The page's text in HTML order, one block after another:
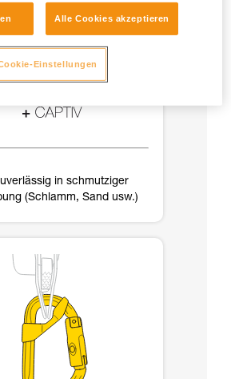
in schmutziger
(Schlamm, Sand usw.)
Alle Cookies akzeptieren
Einstellungen